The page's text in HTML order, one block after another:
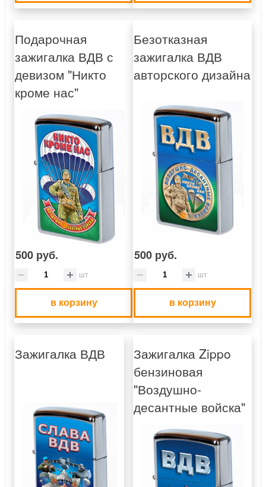
Подарочная
зажигалка ВДВ с
девизом "Никто
кроме нас"
500 руб.
шт
в корзину
Безотказная
зажигалка ВДВ
авторского дизайна
500 руб.
шт
в корзину
Зажигалка ВДВ
Зажигалка Zippo
бензиновая
"Воздушно-
десантные войска"